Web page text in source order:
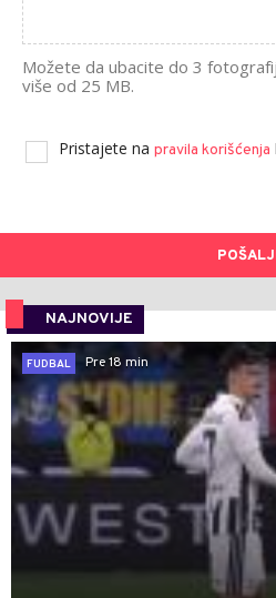
Možete da ubacite do 3
više od 25 MB.
Pristajete na pravila korišćenja
NAJNOVIJE
FUDBAL
Pre 18 min